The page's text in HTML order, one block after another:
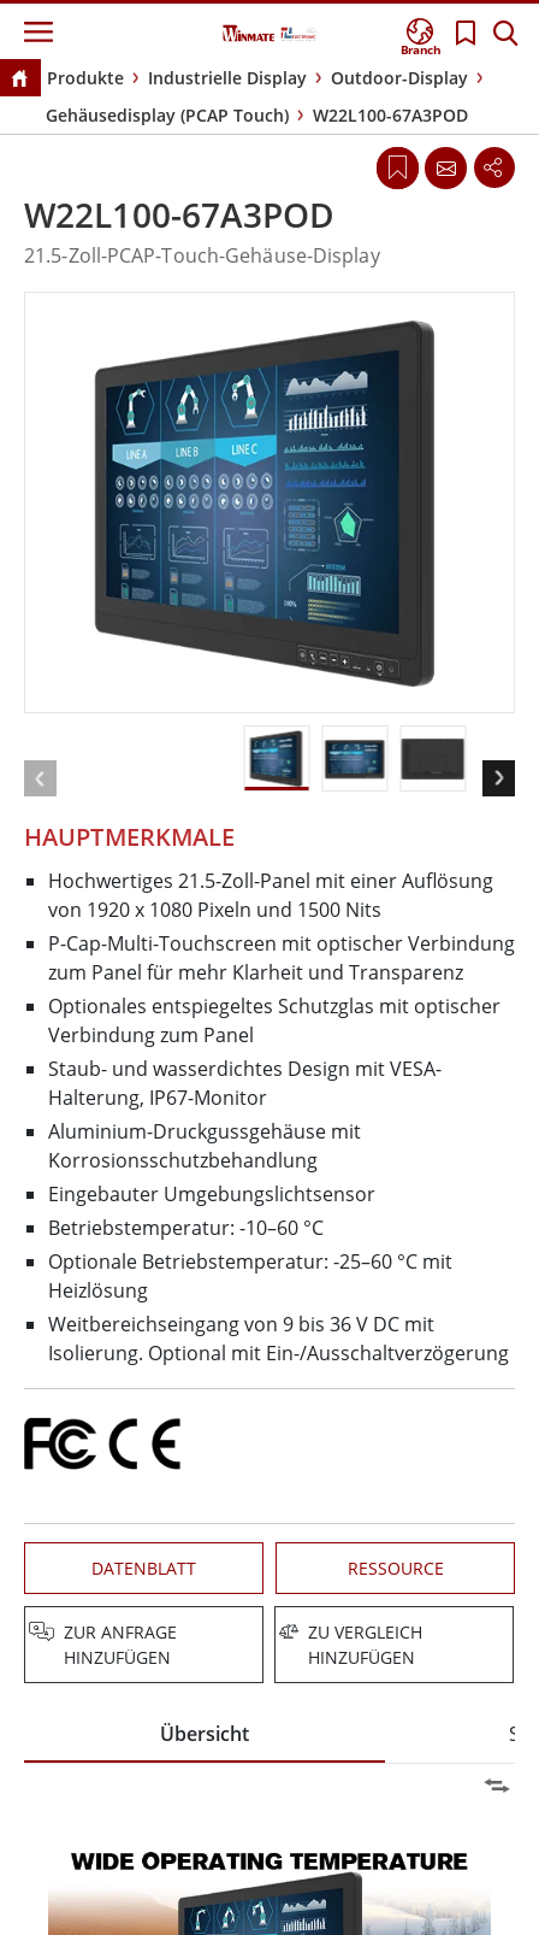
Branch
Produkte Industrielle Display
Outdoor-Display
Gehäusedisplay (PCAP Touch)
W22L100-67A3POD
HAUPTMERKMALE
Hochwertiges 21.5-Zoll-Panel mit einer Auflösung
von 1920 x 1080 Pixeln und 1500 Nits
P-Cap-Multi-Touchscreen mit optischer Verbindung
zum Panel für mehr Klarheit und Transparenz
Optionales entspiegeltes Schutzglas mit optischer
Verbindung zum Panel
Staub- und wasserdichtes Design mit VESA-
Halterung, IP67-Monitor
Aluminium-Druckgussgehäuse mit
Korrosionsschutzbehandlung
Eingebauter Umgebungslichtsensor
Betriebstemperatur: -10–60 °C
Optionale Betriebstemperatur: -25–60 °C mit
Heizlösung
Weitbereichseingang von 9 bis 36 V DC mit
Isolierung. Optional mit Ein-/Ausschaltverzögerung
DATENBLATT RESSOURCE
ZUR ANFRAGE
HINZUFÜGEN
ZU VERGLEICH
HINZUFÜGEN
W22L100-67A3POD
21.5-Zoll-PCAP-Touch-Gehäuse-Display
Übersicht